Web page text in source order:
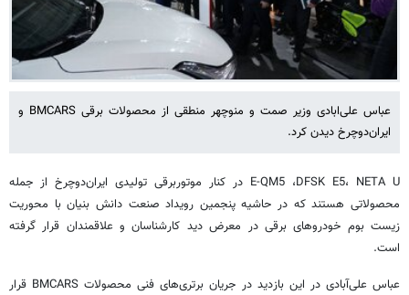
عباس علی‌ابادی وزیر صمت و منوچهر منطقی از محصولات برقی BMCARS و
ایران‌دوچرخ دیدن کرد.
E-QM5 ،DFSK E5، NETA U در کنار موتوربرقی تولیدی ایران‌دوچرخ از جمله
محصولاتی هستند که در حاشیه پنجمین رویداد صنعت دانش بنیان با محوریت
زیست بوم خودروهای برقی در معرض دید کارشناسان و علاقمندان قرار گرفته
است.
عباس علی‌آبادی در این بازدید در جریان برتری‌های فنی محصولات BMCARS قرار